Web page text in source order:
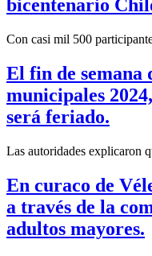
bicentenario
Con casi mil 500
El fin de semana
municipales
será feriado.
Las autoridades explicaron
En curaco de
a través de la
adultos mayores.